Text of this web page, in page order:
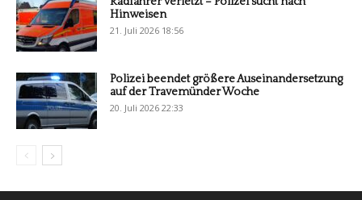
Hinweisen
21. Juli 2026 18:56
Polizei beendet größere Auseinandersetzung
auf der Travemünder Woche
20. Juli 2026 22:33